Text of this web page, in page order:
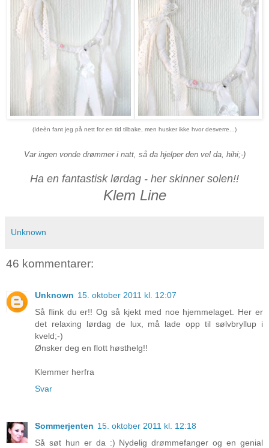
(Ideèn fant jeg på nett for en tid tilbake, men husker ikke hvor desverre...)
Var ingen vonde drømmer i natt, så da hjelper den vel da, hihi;-)
Ha en fantastisk lørdag - her skinner solen!!
Klem Line
Unknown
46 kommentarer:
Unknown 15. oktober 2011 kl. 12:07
Så flink du er!! Og så kjekt med noe hjemmelaget. Her er
det relaxing lørdag de lux, må lade opp til sølvbryllup i
kveld;-)
Ønsker deg en flott høsthelg!!
Klemmer herfra
Svar
Sommerjenten 15. oktober 2011 kl. 12:18
Så søt hun er da :) Nydelig drømmefanger og en genial